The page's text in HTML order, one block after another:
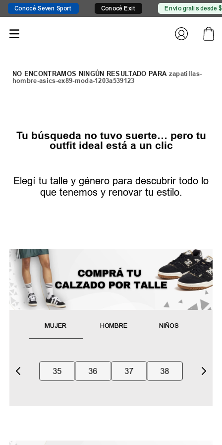
Conocé Seven Sport Conocé Exit Envío gratis desde
zapatillas-
hombre-asics-ex89-moda-1203a539123
Tu búsqueda no tuvo suerte… pero tu
outfit ideal está a un clic
Elegí tu talle y género para descubrir todo lo
que tenemos y renovar tu estilo.
MUJER HOMBRE NIÑOS
35 36 37 38